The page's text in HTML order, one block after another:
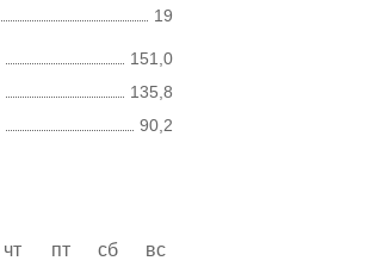
19
151,0
135,8
90,2
чт пт сб
вс